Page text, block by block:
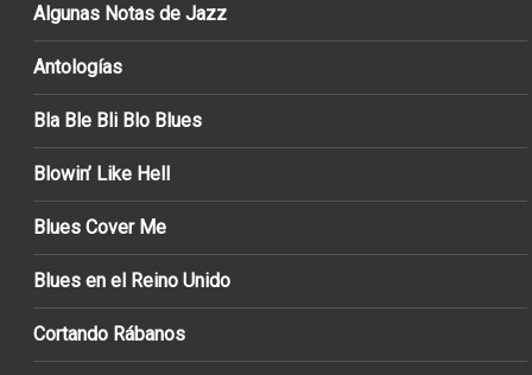
Algunas Notas de Jazz
Antologías
Bla Ble Bli Blo Blues
Blowin’ Like Hell
Blues Cover Me
Blues en el Reino Unido
Cortando Rábanos